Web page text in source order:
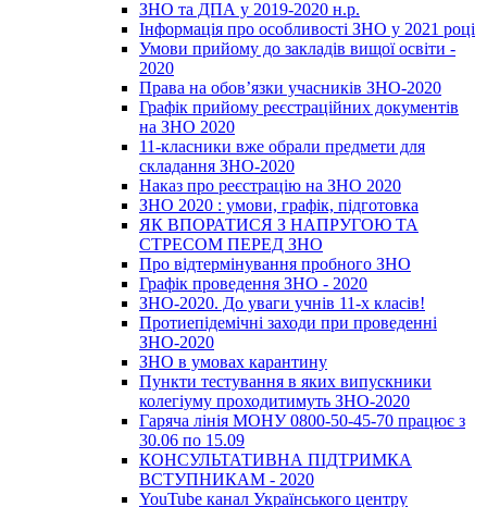
ЗНО та ДПА у 2019-2020 н.р.
Інформація про особливості ЗНО у 2021 році
Умови прийому до закладів вищої освіти -
2020
Права на обов’язки учасників ЗНО-2020
Графік прийому реєстраційних документів
на ЗНО 2020
11-класники вже обрали предмети для
складання ЗНО-2020
Наказ про реєстрацію на ЗНО 2020
ЗНО 2020 : умови, графік, підготовка
ЯК ВПОРАТИСЯ З НАПРУГОЮ ТА
СТРЕСОМ ПЕРЕД ЗНО
Про відтермінування пробного ЗНО
Графік проведення ЗНО - 2020
ЗНО-2020. До уваги учнів 11-х класів!
Протиепідемічні заходи при проведенні
ЗНО-2020
ЗНО в умовах карантину
Пункти тестування в яких випускники
колегіуму проходитимуть ЗНО-2020
Гаряча лінія МОНУ 0800-50-45-70 працює з
30.06 по 15.09
КОНСУЛЬТАТИВНА ПІДТРИМКА
ВСТУПНИКАМ - 2020
YouTube канал Українського центру